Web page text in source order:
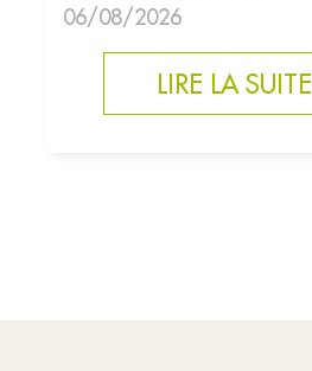
06/08/2026
LIRE LA SUITE